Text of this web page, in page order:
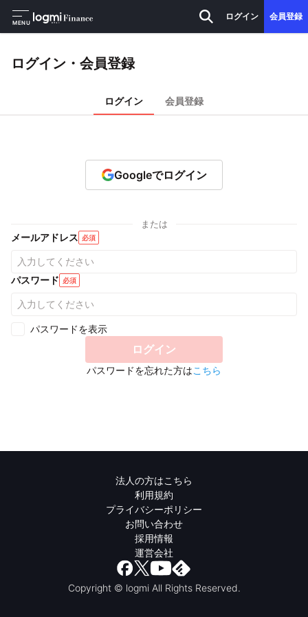
MENU
ログイン 会員登録
ログイン・会員登録
ログイン 会員登録
Googleでログイン
または
メールアドレス 必須
パスワード 必須
パスワードを表示
ログイン
パスワードを忘れた方はこちら
法人の方はこちら
利用規約
プライバシーポリシー
お問い合わせ
採用情報
運営会社
Copyright © logmi All Rights Reserved.